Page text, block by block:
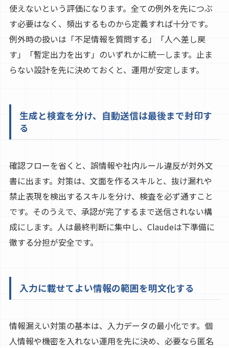
使えないという評価になります。全ての例外を先につぶ
す必要はなく、頻出するものから定義すれば十分です。
例外時の扱いは「不足情報を質問する」「人へ差し戻
す」「暫定出力を出す」のいずれかに統一します。止ま
らない設計を先に決めておくと、運用が安定します。
生成と検査を分け、自動送信は最後まで封印す
る
確認フローを省くと、誤情報や社内ルール違反が対外文
書に出ます。対策は、文面を作るスキルと、抜け漏れや
禁止表現を検出するスキルを分け、検査を必ず通すこと
です。そのうえで、承認が完了するまで送信されない構
成にします。人は最終判断に集中し、Claudeは下準備に
徹する分担が安全です。
入力に載せてよい情報の範囲を明文化する
情報漏えい対策の基本は、入力データの最小化です。個
人情報や機密を入れない運用を先に決め、必要なら匿名